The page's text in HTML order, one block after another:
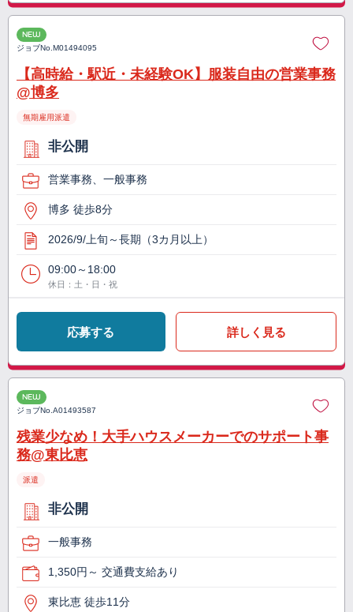
NEW
ジョブNo.M01494095
【高時給・駅近・未経験OK】服装自由の営業事務
@博多
無期雇用派遣
非公開
営業事務、一般事務
博多 徒歩8分
2026/9/上旬～長期（3カ月以上）
09:00～18:00
休日：土・日・祝
応募する 詳しく見る
NEW
ジョブNo.A01493587
残業少なめ！大手ハウスメーカーでのサポート事
務@東比恵
派遣
非公開
一般事務
1,350円～ 交通費支給あり
東比恵 徒歩11分